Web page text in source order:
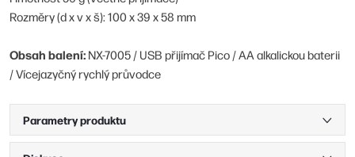
Rozměry (d x v x š): 100 x 39 x 58 mm
Obsah balení: NX-7005 / USB přijímač Pico / AA alkalickou baterii
/ Vícejazyčný rychlý průvodce
Parametry produktu